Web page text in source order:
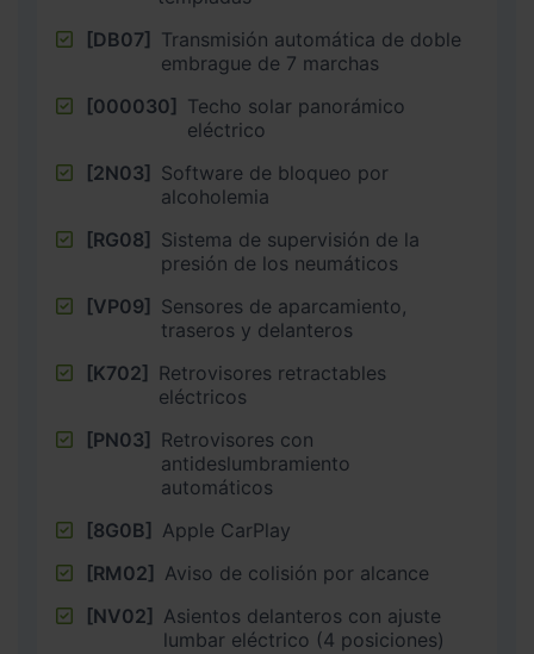
[DB07] Transmisión automática de doble
embrague de 7 marchas
[000030] Techo solar panorámico
eléctrico
[2N03] Software de bloqueo por
alcoholemia
[RG08] Sistema de supervisión de la
presión de los neumáticos
[VP09] Sensores de aparcamiento,
traseros y delanteros
[K702] Retrovisores retractables
eléctricos
[PN03] Retrovisores con
antideslumbramiento
automáticos
[8G0B] Apple CarPlay
[RM02] Aviso de colisión por alcance
[NV02] Asientos delanteros con ajuste
lumbar eléctrico (4 posiciones)